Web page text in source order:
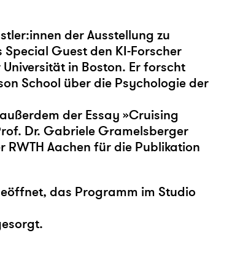
der Ausstellung zu
Guest den KI-Forscher
in Boston. Er forscht
School über die Psychologie der
der Essay »Cruising
Dr. Gabriele Gramelsberger
Aachen für die Publikation
das Programm im Studio